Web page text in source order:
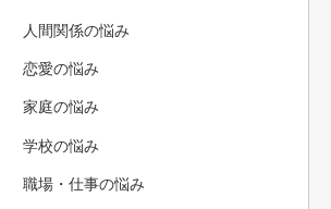
人間関係の悩み
恋愛の悩み
家庭の悩み
学校の悩み
職場・仕事の悩み